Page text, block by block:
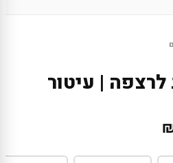
| עיטור